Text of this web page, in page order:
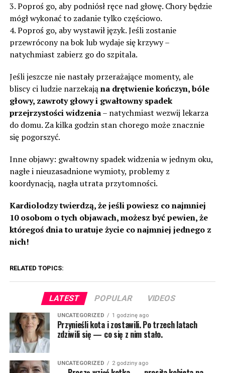
3. Poproś go, aby podniósł ręce nad głowę. Chory będzie
mógł wykonać to zadanie tylko częściowo.
4. Poproś go, aby wystawił język. Jeśli zostanie
przewrócony na bok lub wydaje się krzywy –
natychmiast zabierz go do szpitala.
Jeśli jeszcze nie nastały przerażające momenty, ale
bliscy ci ludzie narzekająna drętwienie kończyn, bóle
głowy, zawroty głowy i gwałtowny spadek
przejrzystości widzenia– natychmiast wezwij lekarza
do domu. Za kilka godzin stan chorego może znacznie
się pogorszyć.
Inne objawy: gwałtowny spadek widzenia w jednym oku,
nagłe i nieuzasadnione wymioty, problemy z
koordynacją, nagła utrata przytomności.
Kardiolodzy twierdzą, że jeśli powiesz co najmniej
10 osobom o tych objawach, możesz być pewien, że
któregoś dnia to uratuje życie co najmniej jednego z
nich!
RELATED TOPICS:
LATEST POPULAR VIDEOS
UNCATEGORIZED 1 godzinę ago
Przynieśli kota i zostawili. Po trzech latach
zdziwili się — co się z nim stało.
UNCATEGORIZED 2 godziny ago